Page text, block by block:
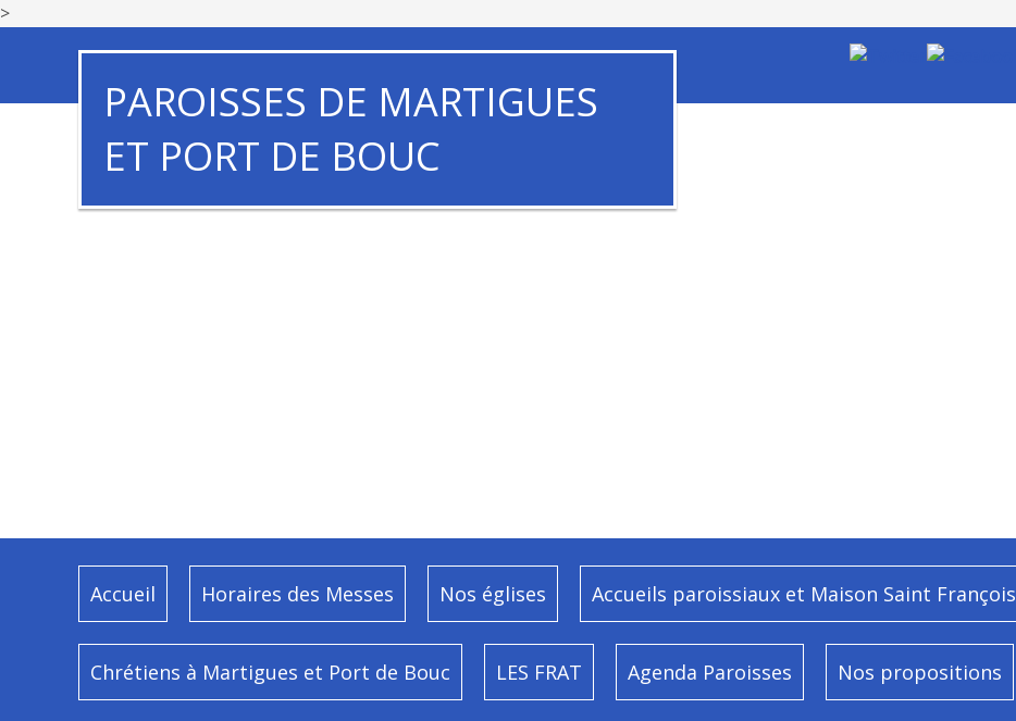
>
PAROISSES DE MARTIGUES
ET PORT DE BOUC
Accueil Horaires des Messes Nos églises Accueils paroissiaux et Maison Saint François
Chrétiens à Martigues et Port de Bouc LES FRAT Agenda Paroisses Nos propositions